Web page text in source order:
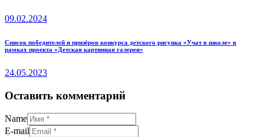
09.02.2024
Список победителей и призёров конкурса детского рисунка «Учат в школе» в
рамках проекта «Детская картинная галерея»
24.05.2023
Оставить комментарий
Name
E-mail